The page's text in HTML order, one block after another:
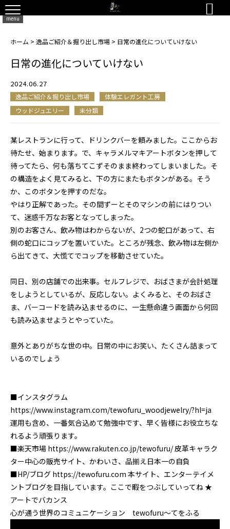
menu

ホーム > 逸品ご紹介＆掘り出し市場 > 日常の進化についていけない
日常の進化についていけない
2024.06.27
逸品ご紹介＆掘り出し市場
体験エレガント工房
ウッドジュエリー
未分類
某レストランに行って、ドリンクバーを頼みました。ここからお
待たせ、始まります。で、キャラメルマキアートボタンを押して
待ってたら、何も落ちてこずそのまま終わってしまいました。そ
の構造をよく見てみると、下の方にまたもボタンがある。そう
か、このボタンを押すのだな。
やはり正解であった。その間ずーとそのマシンの前にはりつい
て、迷惑千万なお客となってしまった。
別のお客さん、飲み物はわからないが、2つの蛇口があって、右
側の蛇口にコップを置いていた。ところが残念、飲み物は左側か
ら出てきて、大慌てでコップを移動させていた。
同日、別の店舗での出来事。セルフレジで、おばさまが会計処理
をしようとしているが、反応しない。よくみると、そのおばさ
ま、バーコードを読み込ませるのに、一生懸命違う画面から何回
も読み込ませようとやっていた。
意外とありがちな世の中。日常の中にお笑い、たくさん詰まって
いるのでしょう
■インスタグラム
https://www.instagram.com/tewofuru_woodjewelry/?hl=ja
運用も含め、一番気合込めて勉強中です、早く皆様にお役立ちな
れるよう頑張ります。
■楽天市場 https://www.rakuten.co.jp/tewofuru/ 皮革キャラク
ター中心の販売サイト、かわいさ、品揃え日本一の自負
■HP/ブログ https://tewofuru.com 本サイト、エンターテイメ
ントブログを目指しています。ここで暇をつぶしていってね ★
アートでバカンス
心が通う世界のコミュニケーション tewofuru～てをふる